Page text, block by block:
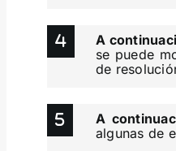
A
se puede
de
A
algunas de